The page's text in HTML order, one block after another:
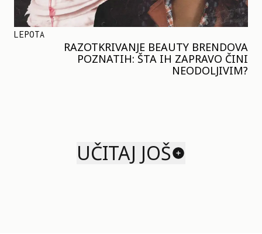
LEPOTA
RAZOTKRIVANJE BEAUTY BRENDOVA
POZNATIH: ŠTA IH ZAPRAVO ČINI
NEODOLJIVIM?
UČITAJ JOŠ